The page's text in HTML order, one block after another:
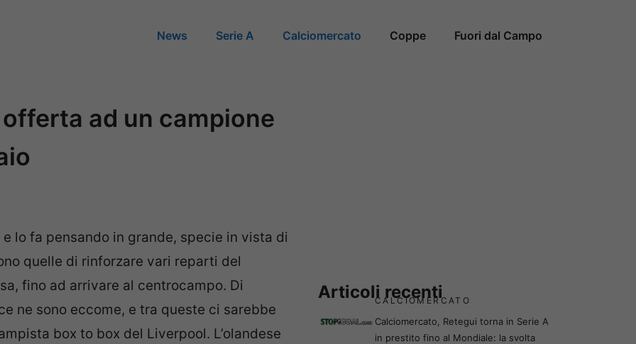
News Serie A Calciomercato Coppe Fuori dal Campo
ad un campione
lo fa pensando in grande, specie in vista di
quelle di rinforzare vari reparti del
fino ad arrivare al centrocampo. Di
ne sono eccome, e tra queste ci sarebbe
box to box del Liverpool. L’olandese
Articoli recenti
CALCIOMERCATO
Calciomercato, Retegui torna in Serie A
in prestito fino al Mondiale: la svolta